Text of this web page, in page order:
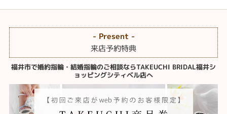
- Present -
来店予約特典
福井市で婚約指輪・結婚指輪のご相談ならTAKEUCHI BRIDAL福井シ
ョッピングシティベル店へ